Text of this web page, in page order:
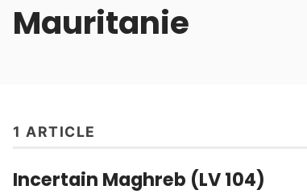
Mauritanie
1 ARTICLE
Incertain Maghreb (LV 104)